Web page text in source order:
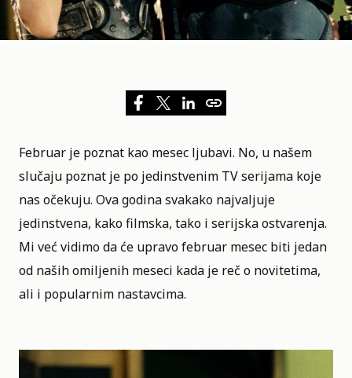
Februar je poznat kao mesec ljubavi. No, u našem
slučaju poznat je po jedinstvenim TV serijama koje
nas očekuju. Ovagodina svakako najvaljuje
jedinstvena, kako filmska, tako i serijska ostvarenja.
Mi već vidimo da će upravo februar mesec biti jedan
od naših omiljenih meseci kada je reč o novitetima,
ali i popularnim nastavcima.